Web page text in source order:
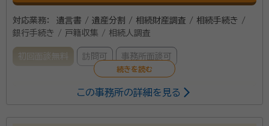
対応業務：
遺言書 / 遺産分割 / 相続財産調査 / 相続手続き /
銀行手続き / 戸籍収集 / 相続人調査
初回面談無料 訪問可 事務所面談可
相続に関する手続きは思いのほか大変です。亡親の相
この事務所の詳細を見る